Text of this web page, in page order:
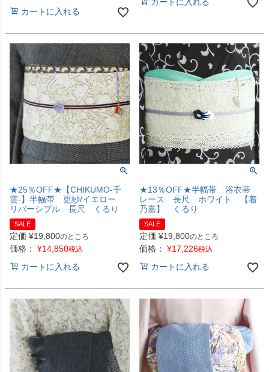
カートに入れる
カートに入れる
★25％OFF★【CHIKUMO-千
雲-】半幅帯 更紗/イエロー
リバーシブル 長尺 くるり
SALE
定価 ¥19,800のところ
価格： ¥14,850税込
カートに入れる
★13％OFF★半幅帯 浴衣帯
レース 長尺 ホワイト 【着
乃嘉】 くるり
SALE
定価 ¥19,800のところ
価格： ¥17,226税込
カートに入れる